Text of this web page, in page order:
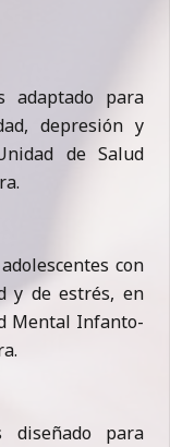
adaptado para
depresión y
de Salud
con
y de estrés, en
Mental Infanto-
diseñado para